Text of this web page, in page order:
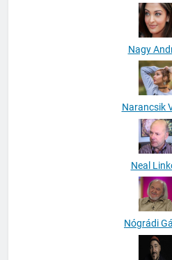
Nagy
Narancsik
Neal
Nógrádi